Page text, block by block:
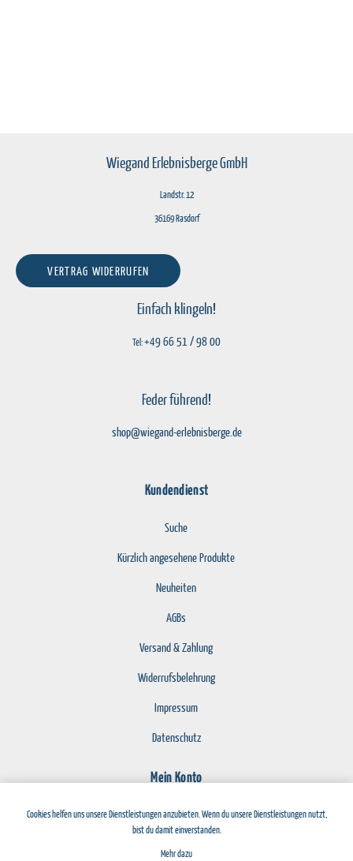
Wiegand Erlebnisberge GmbH
Landstr. 12
36169 Rasdorf
VERTRAG WIDERRUFEN
Einfach klingeln!
Tel:+49 66 51 / 98 00
Feder führend!
shop@wiegand-erlebnisberge.de
Kundendienst
Suche
Kürzlich angesehene Produkte
Neuheiten
AGBs
Versand & Zahlung
Widerrufsbelehrung
Impressum
Datenschutz
Mein Konto
Registrierung
Cookies helfen uns unsere Dienstleistungen anzubieten. Wenn du unsere Dienstleistungen nutzt,
bist du damit einverstanden.
Mehr dazu